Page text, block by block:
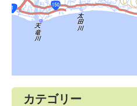
カテゴリー